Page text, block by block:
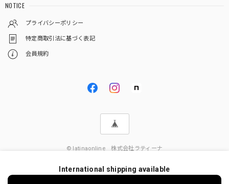
NOTICE
プライバシーポリシー
特定商取引法に基づく表記
会員規約
© latinaonline 株式会社ラティーナ
International shipping available